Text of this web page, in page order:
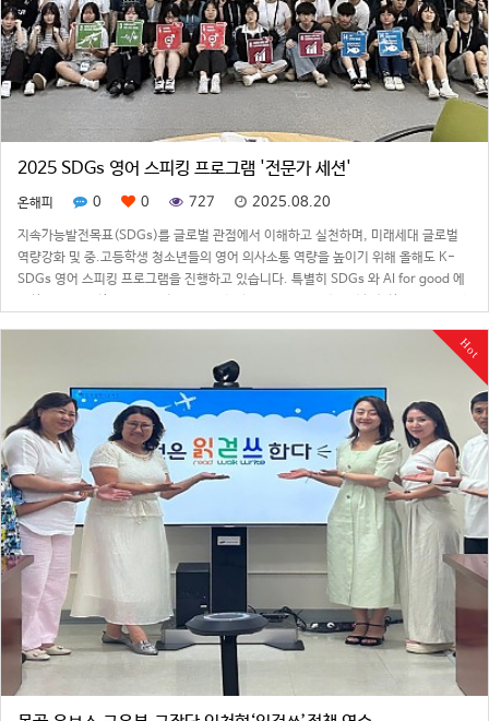
2025 SDGs 영어 스피킹 프로그램 '전문가 세션'
온해피 0 0 727 2025.08.20
지속가능발전목표(SDGs)를 글로벌 관점에서 이해하고 실천하며, 미래세대 글로벌
역량강화 및 중.고등학생 청소년들의 영어 의사소통 역량을 높이기 위해 올해도 K-
SDGs 영어 스피킹 프로그램을 진행하고 있습니다. 특별히 SDGs 와 AI for good 에
Hot